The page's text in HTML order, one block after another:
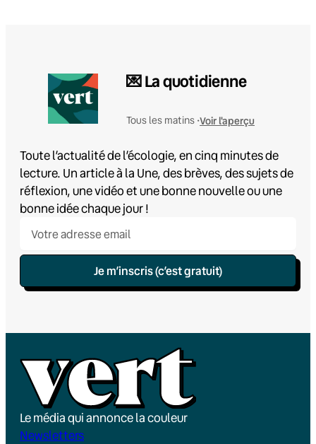
💌 La quotidienne
Tous les matins •Voir l'aperçu
Toute l’actualité de l’écologie, en cinq minutes de
lecture. Un article à la Une, des brèves, des sujets de
réflexion, une vidéo et une bonne nouvelle ou une
bonne idée chaque jour !
Je m’inscris (c’est gratuit)
Le média qui annonce la couleur
Newsletters